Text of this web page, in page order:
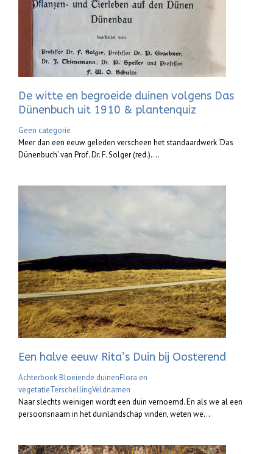
De witte en begroeide duinen volgens Das
Dünenbuch uit 1910 & plantenquiz
Geen categorie
Meer dan een eeuw geleden verscheen het standaardwerk ‘Das
Dünenbuch’ van Prof. Dr. F. Solger (red.)....
Een halve eeuw Rita’s Duin bij Oosterend
Achterboek Bloeiende duinenFlora en
vegetatieTerschellingVeldnamen
Naar slechts weinigen wordt een duin vernoemd. En als we al een
persoonsnaam in het duinlandschap vinden, weten we...